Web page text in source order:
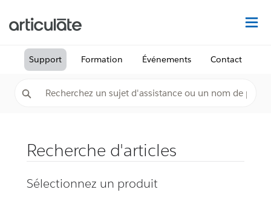
Support Formation Événements Contact
Recherche d'articles
Sélectionnez un produit